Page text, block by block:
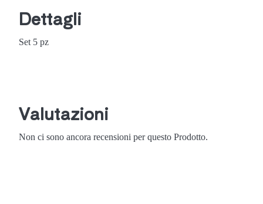
Dettagli
Set 5 pz
Valutazioni
Non ci sono ancora recensioni per questo Prodotto.